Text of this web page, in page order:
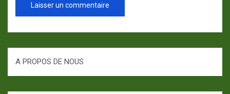
A PROPOS DE NOUS